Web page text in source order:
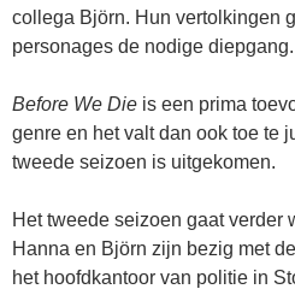
collega Björn. Hun vertolkingen
personages de nodige diepgang.
Before We Die is een prima
genre en het valt dan ook toe te
tweede seizoen is uitgekomen.
Het tweede seizoen gaat verder
Hanna en Björn zijn bezig met
het hoofdkantoor van politie in